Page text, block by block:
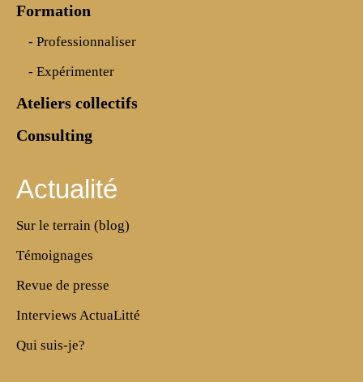
Formation
- Professionnaliser
- Expérimenter
Ateliers collectifs
Consulting
Actualité
Sur le terrain (blog)
Témoignages
Revue de presse
Interviews ActuaLitté
Qui suis-je?